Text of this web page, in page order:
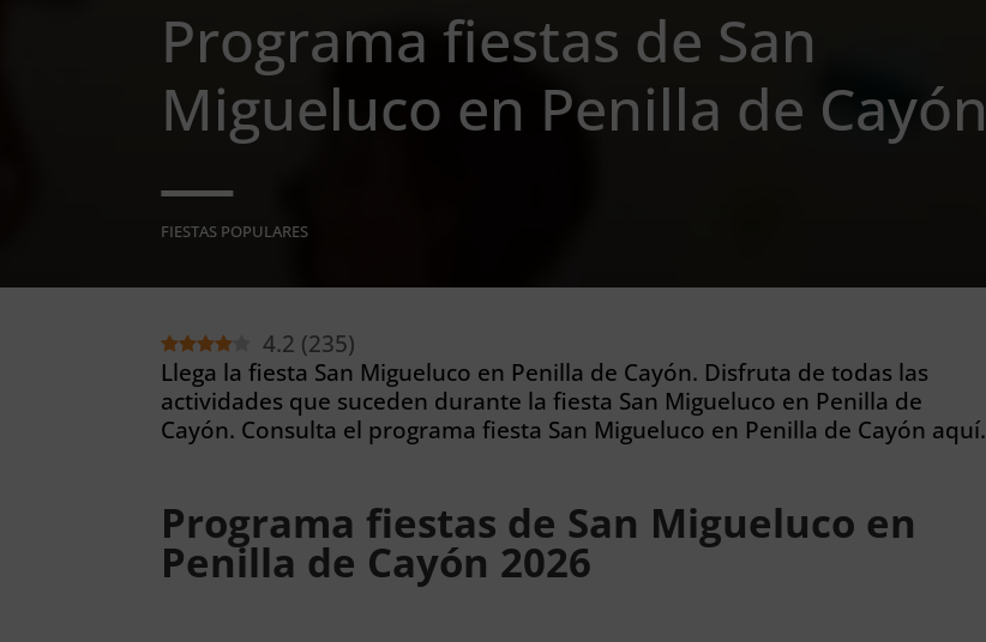
Programa fiestas de San
Migueluco en Penilla de Cayón
FIESTAS POPULARES
4.2 (235)
Llega la fiesta San Migueluco en Penilla de Cayón. Disfruta de todas las
actividades que suceden durante la fiesta San Migueluco en Penilla de
Cayón. Consulta el programa fiesta San Migueluco en Penilla de Cayón aquí.
Programa fiestas de San Migueluco en
Penilla de Cayón 2026